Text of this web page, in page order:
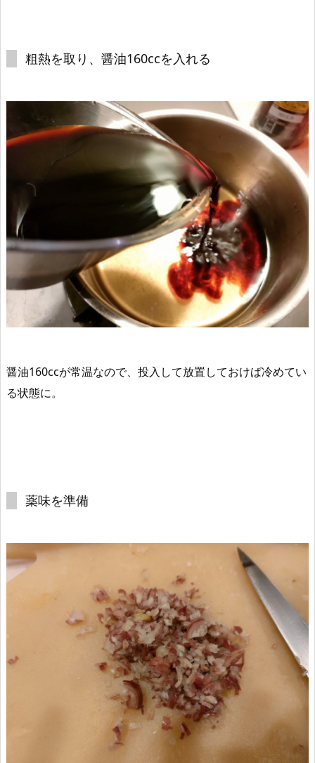
粗熱を取り、醤油160ccを入れる
醤油160ccが常温なので、投入して放置しておけば冷めてい
る状態に。
薬味を準備